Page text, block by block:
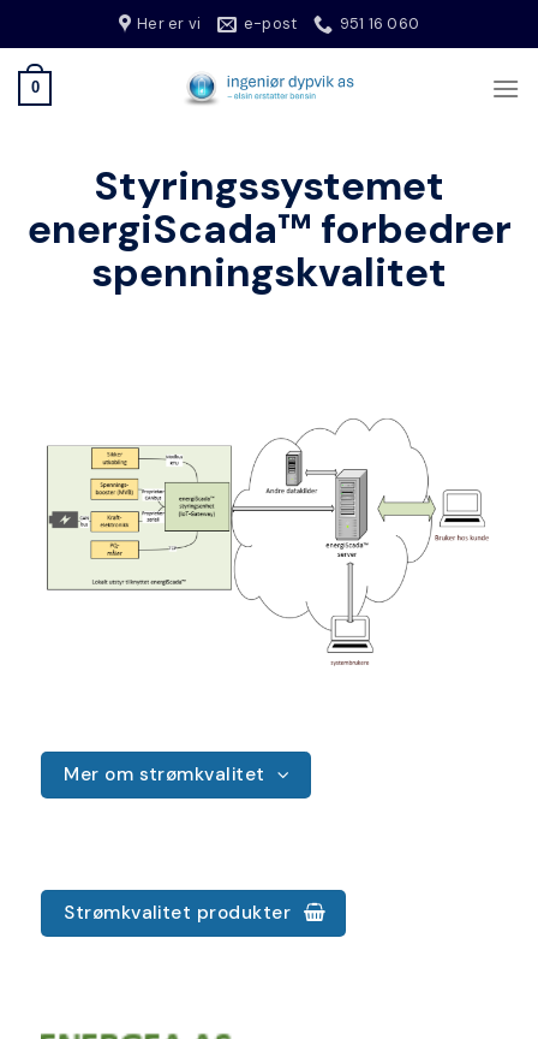
to
content
Her er vi e-post 951 16 060
0
Styringssystemet
energiScada™ forbedrer
spenningskvalitet
Mer om strømkvalitet
Strømkvalitet produkter